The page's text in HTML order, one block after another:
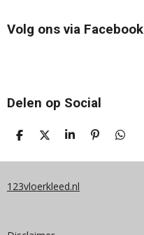
Volg ons via Facebook
Delen op Social
D
L
N
D
E
S
A
E
P
N
D
L
123vloerkleed.nl